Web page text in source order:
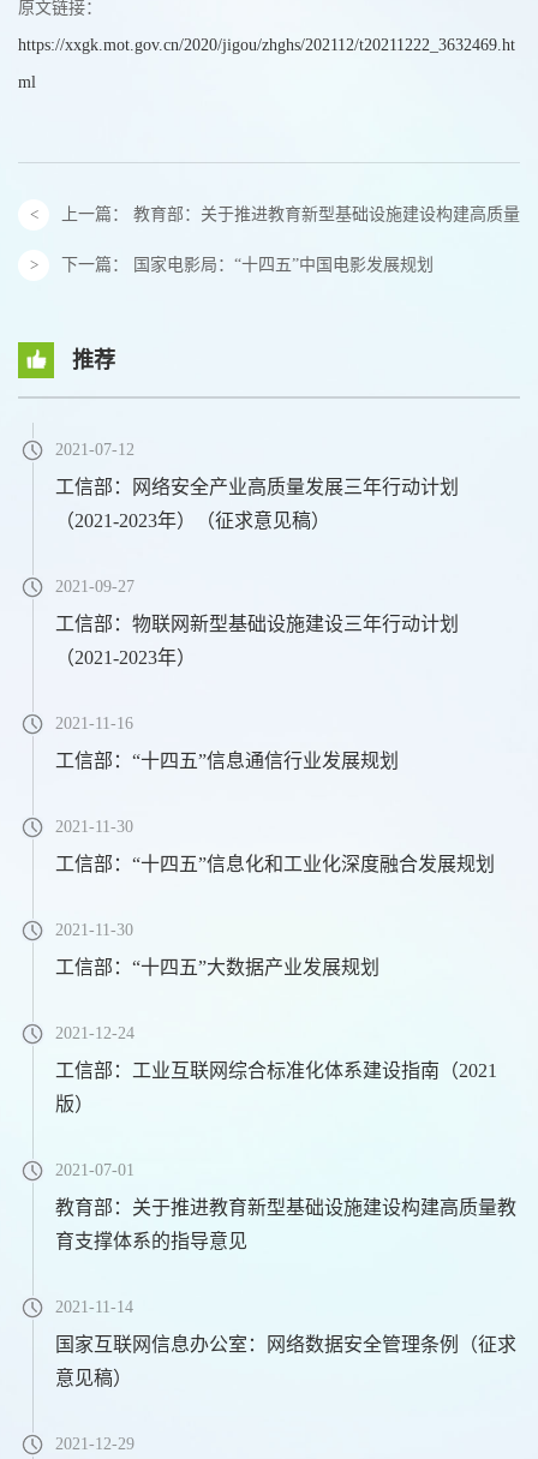
原文链接：
https://xxgk.mot.gov.cn/2020/jigou/zhghs/202112/t20211222_3632469.ht
ml
上一篇： 教育部：关于推进教育新型基础设施建设构建高质量
下一篇： 国家电影局：“十四五”中国电影发展规划
推荐
2021-07-12
工信部：网络安全产业高质量发展三年行动计划
（2021-2023年）（征求意见稿）
2021-09-27
工信部：物联网新型基础设施建设三年行动计划
（2021-2023年）
2021-11-16
工信部：“十四五”信息通信行业发展规划
2021-11-30
工信部：“十四五”信息化和工业化深度融合发展规划
2021-11-30
工信部：“十四五”大数据产业发展规划
2021-12-24
工信部：工业互联网综合标准化体系建设指南（2021
版）
2021-07-01
教育部：关于推进教育新型基础设施建设构建高质量教
育支撑体系的指导意见
2021-11-14
国家互联网信息办公室：网络数据安全管理条例（征求
意见稿）
2021-12-29